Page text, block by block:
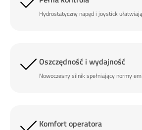
Hydrostatyczny napęd i joystick
Oszczędność i wydajność
Nowoczesny silnik spełniający normy
Komfort operatora